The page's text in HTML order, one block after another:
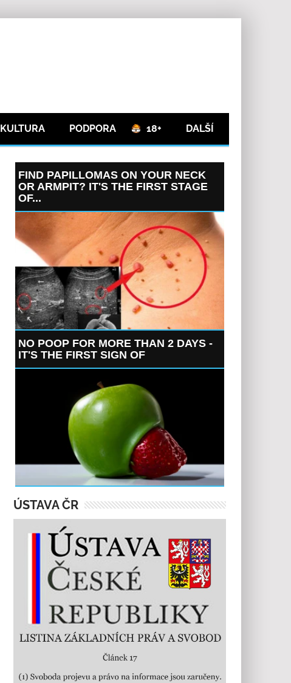
KULTURA PODPORA 18+ DALŠÍ
FIND PAPILLOMAS ON YOUR NECK
OR ARMPIT? IT'S THE FIRST STAGE
OF...
NO POOP FOR MORE THAN 2 DAYS -
IT'S THE FIRST SIGN OF
ÚSTAVA ČR